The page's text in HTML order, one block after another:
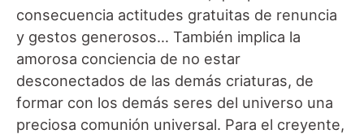
consecuencia actitudes gratuitas de renuncia
y gestos generosos… También implica la
amorosa conciencia de no estar
desconectados de las demás criaturas, de
formar con los demás seres del universo una
preciosa comunión universal. Para el creyente,